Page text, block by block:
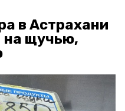
в Астрахани
на щучью,